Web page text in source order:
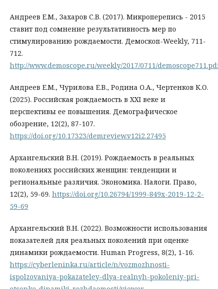
Андреев Е.М., Захаров С.В. (2017). Микроперепись - 2015
ставит под сомнение результативность мер по
стимулированию рождаемости. Демоскоп-Weekly, 711-
712.
http://www.demoscope.ru/weekly/2017/0711/
Андреев Е.М., Чурилова Е.В., Родина О.А., Чертенков К.О.
(2025). Российская рождаемость в XXI веке и
перспективы ее повышения. Демографическое
обозрение, 12(2), 87-107.
https://doi.org/10.17323/demreview.v12i2.27495
Архангельский В.Н. (2019). Рождаемость в реальных
поколениях российских женщин: тенденции и
региональные различия. Экономика. Налоги. Право,
12(2), 59-69. https://doi.org/10.26794/1999-849x-2019-12-2-
59-69
Архангельский В.Н. (2022). Возможности использования
показателей для реальных поколений при оценке
динамики рождаемости. Human Progress, 8(2), 1-16.
https://cyberleninka.ru/article/n/vozmozhnosti-
ispolzovaniya-pokazateley-dlya-realnyh-pokoleniy-pri-